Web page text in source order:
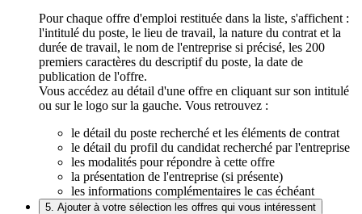
Pour chaque offre d'emploi restituée dans la liste, s'affichent :
l'intitulé du poste, le lieu de travail, la nature du contrat et la
durée de travail, le nom de l'entreprise si précisé, les 200
premiers caractères du descriptif du poste, la date de
publication de l'offre.
Vous accédez au détail d'une offre en cliquant sur son intitulé
ou sur le logo sur la gauche. Vous retrouvez :
le détail du poste recherché et les éléments de contrat
le détail du profil du candidat recherché par l'entreprise
les modalités pour répondre à cette offre
la présentation de l'entreprise (si présente)
les informations complémentaires le cas échéant
5. Ajouter à votre sélection les offres qui vous intéressent